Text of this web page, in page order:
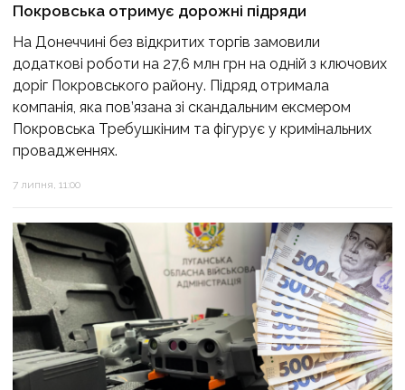
Покровська отримує дорожні підряди
На Донеччині без відкритих торгів замовили
додаткові роботи на 27,6 млн грн на одній з ключових
доріг Покровського району. Підряд отримала
компанія, яка пов’язана зі скандальним ексмером
Покровська Требушкіним та фігурує у кримінальних
провадженнях.
7 липня, 11:00